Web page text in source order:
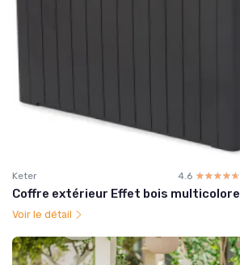
Keter 4.6 ☆☆☆☆☆
★★★★★
Coffre extérieur Effet bois multicolore
Voir le détail